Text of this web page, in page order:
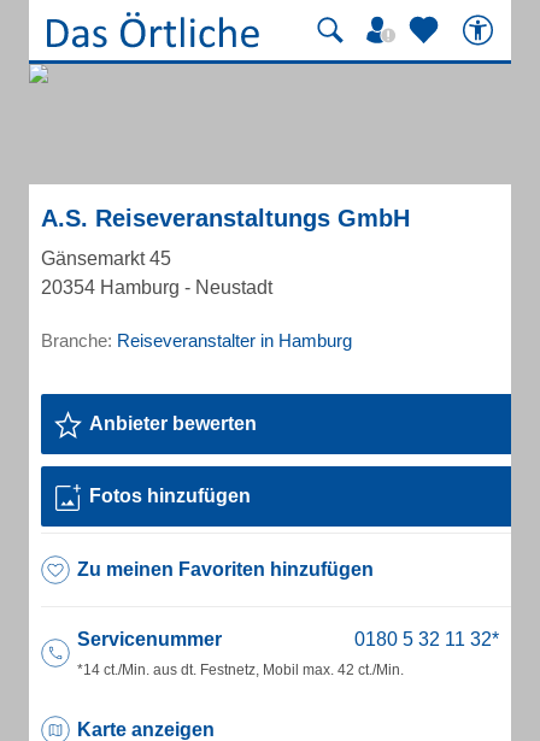
A.S. Reiseveranstaltungs GmbH
Gänsemarkt 45
20354 Hamburg - Neustadt
Branche: Reiseveranstalter in Hamburg
Anbieter bewerten
Fotos hinzufügen
Zu meinen Favoriten hinzufügen
Servicenummer
*14 ct./Min. aus dt. Festnetz, Mobil max. 42 ct./Min.
Karte anzeigen